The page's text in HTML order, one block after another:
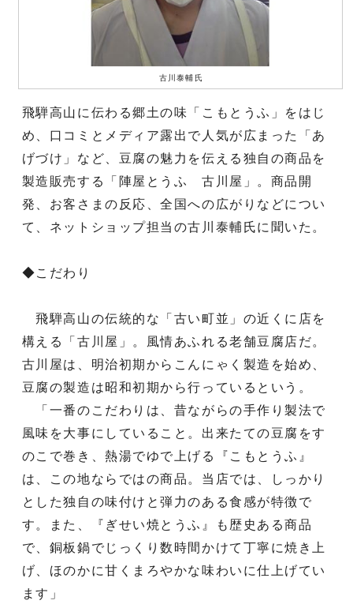
古川泰輔氏
飛騨高山に伝わる郷土の味「こもとうふ」をはじ
め、口コミとメディア露出で人気が広まった「あ
げづけ」など、豆腐の魅力を伝える独自の商品を
製造販売する「陣屋とうふ 古川屋」。商品開
発、お客さまの反応、全国への広がりなどについ
て、ネットショップ担当の古川泰輔氏に聞いた。
◆こだわり
飛騨高山の伝統的な「古い町並」の近くに店を
構える「古川屋」。風情あふれる老舗豆腐店だ。
古川屋は、明治初期からこんにゃく製造を始め、
豆腐の製造は昭和初期から行っているという。
「一番のこだわりは、昔ながらの手作り製法で
風味を大事にしていること。出来たての豆腐をす
のこで巻き、熱湯でゆで上げる『こもとうふ』
は、この地ならではの商品。当店では、しっかり
とした独自の味付けと弾力のある食感が特徴で
す。また、『ぎせい焼とうふ』も歴史ある商品
で、銅板鍋でじっくり数時間かけて丁寧に焼き上
げ、ほのかに甘くまろやかな味わいに仕上げてい
ます」